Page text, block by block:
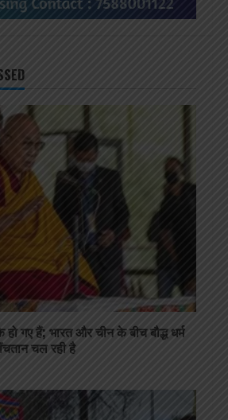
गए हैं; भारत और चीन के बीच बौद्ध धर्म
चल रही है